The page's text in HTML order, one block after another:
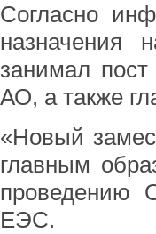
Согласно
назначения
занимал пост
АО, а также
«Новый
главным
проведению
ЕЭС.